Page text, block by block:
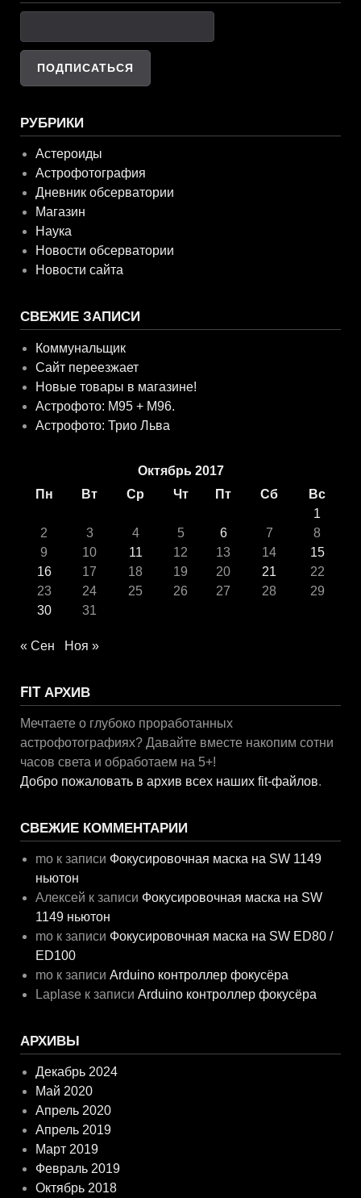
РУБРИКИ
Астероиды
Астрофотография
Дневник обсерватории
Магазин
Наука
Новости обсерватории
Новости сайта
СВЕЖИЕ ЗАПИСИ
Коммунальщик
Сайт переезжает
Новые товары в магазине!
Астрофото: M95 + M96.
Астрофото: Трио Льва
Октябрь 2017
Пн
Вт Ср Чт Пт Сб
Вс
1
2
3 4 5 6 7
8
9
10 11 12 13 14
15
16
17 18 19 20 21
22
23
24 25 26 27 28
29
30
31
« Сен Ноя »
FIT АРХИВ
Мечтаете о глубоко проработанных
астрофотографиях? Давайте вместе накопим сотни
часов света и обработаем на 5+!
Добро пожаловать в архив всех наших fit-файлов.
СВЕЖИЕ КОММЕНТАРИИ
mo к записи Фокусировочная маска на SW 1149
ньютон
Алексей к записи Фокусировочная маска на SW
1149 ньютон
mo к записи Фокусировочная маска на SW ED80 /
ED100
mo к записиArduino контроллер фокусёра
Laplase к записиArduino контроллер фокусёра
АРХИВЫ
Декабрь 2024
Май 2020
Апрель 2020
Апрель 2019
Март 2019
Февраль 2019
Октябрь 2018